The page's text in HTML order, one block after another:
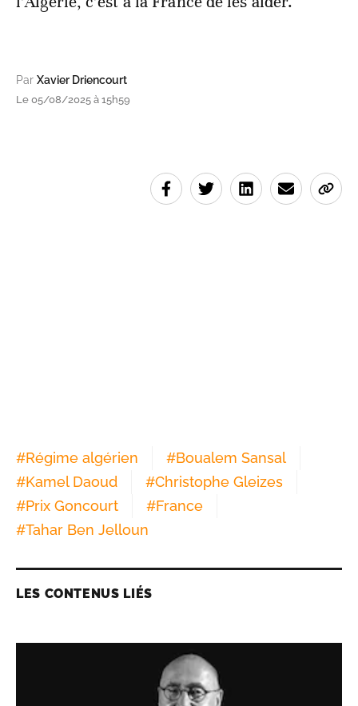
Par Xavier Driencourt
Le 05/08/2025 à 15h59
#Régime algérien #Boualem Sansal
#Kamel Daoud #Christophe Gleizes
#Prix Goncourt #France
#Tahar Ben Jelloun
LES CONTENUS LIÉS